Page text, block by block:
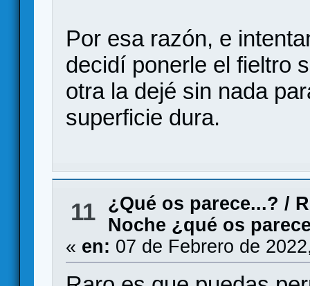
Por esa razón, e
decidí ponerle el fieltro
otra la dejé sin nada
superficie dura.
11 ¿Qué os parece...? /
Noche ¿qué os
« en: 07 de Febrero de